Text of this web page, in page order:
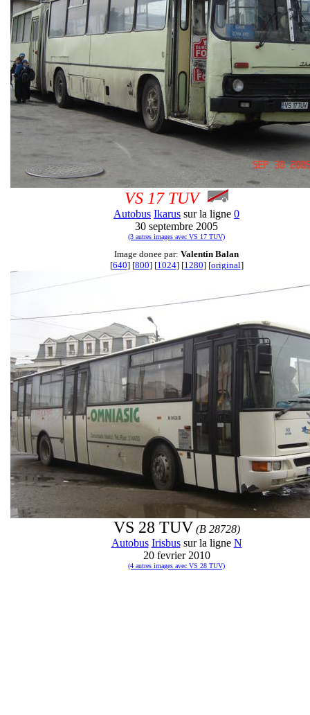
VS 17 TUV
Autobus Ikarus sur la ligne 0
30 septembre 2005
(3 autres images avec VS 17 TUV)
Image donee par: Valentin Balan
[640] [800] [1024] [1280] [original]
VS 28 TUV (B 28728)
Autobus Irisbussur la ligne N
20 fevrier 2010
(4 autres images avec VS 28 TUV)